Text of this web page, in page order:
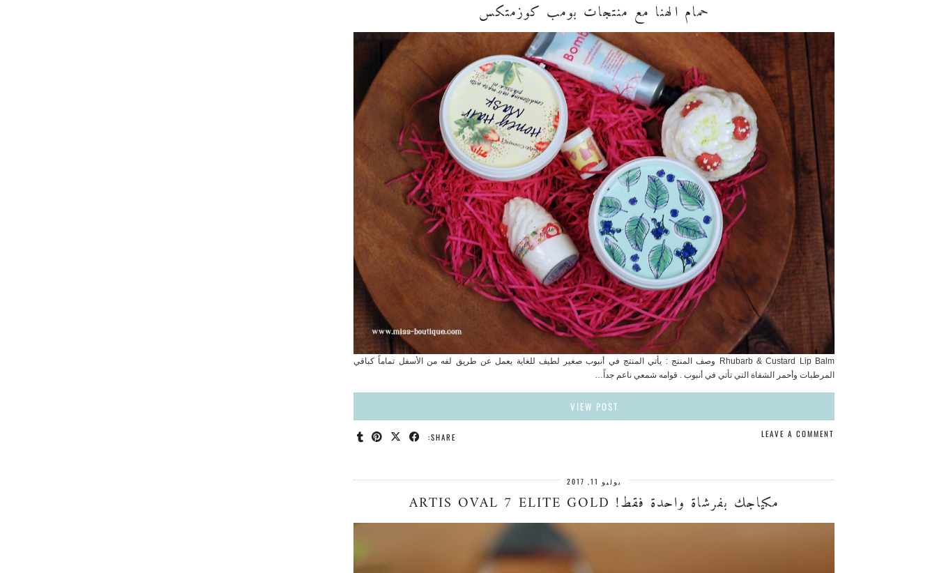
حمام الهنا مع منتجات بومب كوزمتكس
Rhubarb & Custard Lip Balm وصف المنتج : يأتي المنتج في أنبوب صغير لطيف للغاية يعمل عن طريق لفه من الأسفل تماماً كباقي
المرطبات وأحمر الشفاة التي تأتي في أنبوب . قوامه شمعي ناعم جداً…
VIEW POST
SHARE: LEAVE A COMMENT
يوليو 11, 2017
مكياجك بفرشاة واحدة فقط! ARTIS OVAL 7 ELITE GOLD